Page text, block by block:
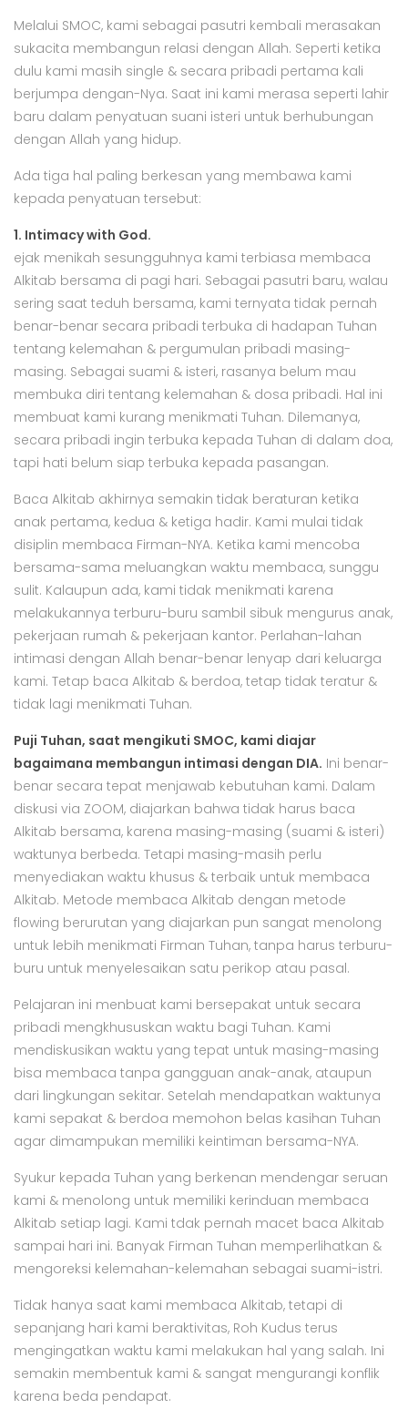
Melalui SMOC, kami sebagai pasutri kembali merasakan
sukacita membangun relasi dengan Allah. Seperti ketika
dulu kami masih single & secara pribadi pertama kali
berjumpa dengan-Nya. Saat ini kami merasa seperti lahir
baru dalam penyatuan suani isteri untuk berhubungan
dengan Allah yang hidup.
Ada tiga hal paling berkesan yang membawa kami
kepada penyatuan tersebut:
1. Intimacy with God.
ejak menikah sesungguhnya kami terbiasa membaca
Alkitab bersama di pagi hari. Sebagai pasutri baru, walau
sering saat teduh bersama, kami ternyata tidak pernah
benar-benar secara pribadi terbuka di hadapan Tuhan
tentang kelemahan & pergumulan pribadi masing-
masing. Sebagai suami & isteri, rasanya belum mau
membuka diri tentang kelemahan & dosa pribadi. Hal ini
membuat kami kurang menikmati Tuhan. Dilemanya,
secara pribadi ingin terbuka kepada Tuhan di dalam doa,
tapi hati belum siap terbuka kepada pasangan.
Baca Alkitab akhirnya semakin tidak beraturan ketika
anak pertama, kedua & ketiga hadir. Kami mulai tidak
disiplin membaca Firman-NYA. Ketika kami mencoba
bersama-sama meluangkan waktu membaca, sunggu
sulit. Kalaupun ada, kami tidak menikmati karena
melakukannya terburu-buru sambil sibuk mengurus anak,
pekerjaan rumah & pekerjaan kantor. Perlahan-lahan
intimasi dengan Allah benar-benar lenyap dari keluarga
kami. Tetap baca Alkitab & berdoa, tetap tidak teratur &
tidak lagi menikmati Tuhan.
Puji Tuhan, saat mengikuti SMOC, kami diajar
bagaimana membangun intimasi dengan DIA. Ini benar-
benar secara tepat menjawab kebutuhan kami. Dalam
diskusi via ZOOM, diajarkan bahwa tidak harus baca
Alkitab bersama, karena masing-masing (suami & isteri)
waktunya berbeda. Tetapi masing-masih perlu
menyediakan waktu khusus & terbaik untuk membaca
Alkitab. Metode membaca Alkitab dengan metode
flowing berurutan yang diajarkan pun sangat menolong
untuk lebih menikmati Firman Tuhan, tanpa harus terburu-
buru untuk menyelesaikan satu perikop atau pasal.
Pelajaran ini menbuat kami bersepakat untuk secara
pribadi mengkhususkan waktu bagi Tuhan. Kami
mendiskusikan waktu yang tepat untuk masing-masing
bisa membaca tanpa gangguan anak-anak, ataupun
dari lingkungan sekitar. Setelah mendapatkan waktunya
kami sepakat & berdoa memohon belas kasihan Tuhan
agar dimampukan memiliki keintiman bersama-NYA.
Syukur kepada Tuhan yang berkenan mendengar seruan
kami & menolong untuk memiliki kerinduan membaca
Alkitab setiap lagi. Kami tdak pernah macet baca Alkitab
sampai hari ini. Banyak Firman Tuhan memperlihatkan &
mengoreksi kelemahan-kelemahan sebagai suami-istri.
Tidak hanya saat kami membaca Alkitab, tetapi di
sepanjang hari kami beraktivitas, Roh Kudus terus
mengingatkan waktu kami melakukan hal yang salah. Ini
semakin membentuk kami & sangat mengurangi konflik
karena beda pendapat.